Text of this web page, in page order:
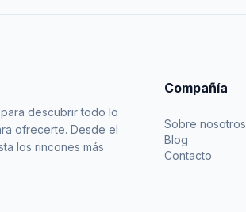
descubrir todo lo
ofrecerte. Desde el
los rincones más
Compañía
Sobre nosotros
Blog
Contacto